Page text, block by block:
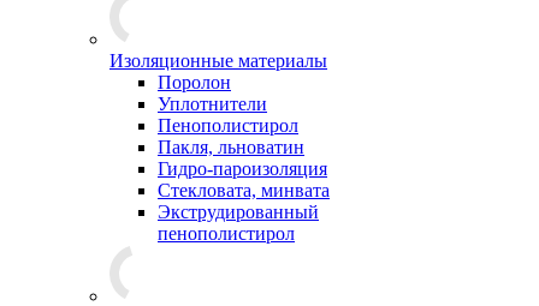
Изоляционные материалы
Поролон
Уплотнители
Пенополистирол
Пакля, льноватин
Гидро-пароизоляция
Стекловата, минвата
Экструдированный
пенополистирол